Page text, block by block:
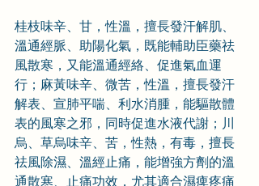
桂枝味辛、甘，性溫，擅長發汗解肌、
溫通經脈、助陽化氣，既能輔助臣藥祛
風散寒，又能溫通經絡、促進氣血運
行；麻黃味辛、微苦，性溫，擅長發汗
解表、宣肺平喘、利水消腫，能驅散體
表的風寒之邪，同時促進水液代謝；川
烏、草烏味辛、苦，性熱，有毒，擅長
祛風除濕、溫經止痛，能增強方劑的溫
通散寒、止痛功效，尤其適合濕痺疼痛